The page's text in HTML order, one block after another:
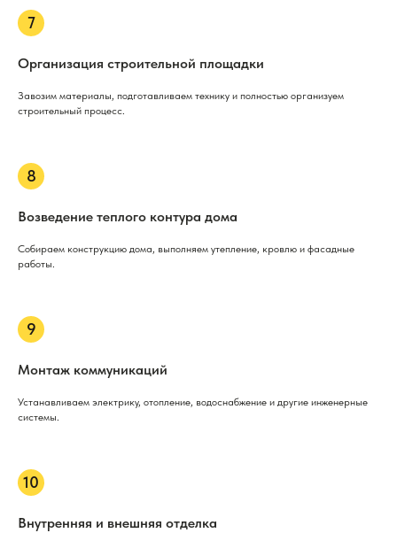
Организация строительной площадки
Завозим материалы, подготавливаем технику и полностью организуем
строительный процесс.
Возведение теплого контура дома
Собираем конструкцию дома, выполняем утепление, кровлю и фасадные
работы.
Монтаж коммуникаций
Устанавливаем электрику, отопление, водоснабжение и другие инженерные
системы.
Внутренняя и внешняя отделка